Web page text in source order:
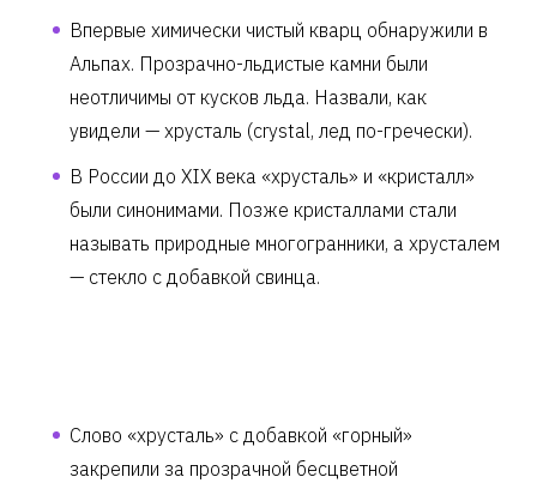
Впервые химически чистый кварц обнаружили в
Альпах. Прозрачно-льдистые камни были
неотличимы от кусков льда. Назвали, как
увидели — хрусталь (crystal, лед по-гречески).
В России до XIX века «хрусталь» и «кристалл»
были синонимами. Позже кристаллами стали
называть природные многогранники, а хрусталем
— стекло с добавкой свинца.
Слово «хрусталь» с добавкой «горный»
закрепили за прозрачной бесцветной